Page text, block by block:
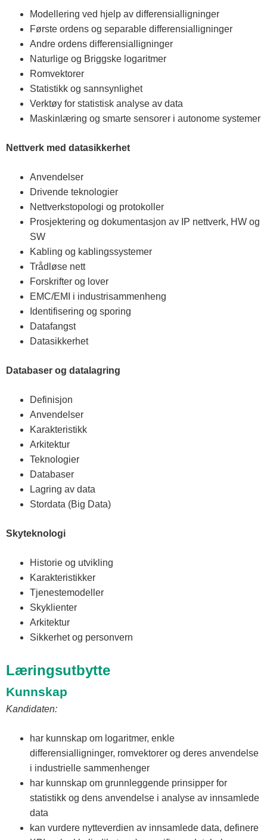
Modellering ved hjelp av differensialligninger
Første ordens og separable differensialligninger
Andre ordens differensialligninger
Naturlige og Briggske logaritmer
Romvektorer
Statistikk og sannsynlighet
Verktøy for statistisk analyse av data
Maskinlæring og smarte sensorer i autonome systemer
Nettverk med datasikkerhet
Anvendelser
Drivende teknologier
Nettverkstopologi og protokoller
Prosjektering og dokumentasjon av IP nettverk, HW og
SW
Kabling og kablingssystemer
Trådløse nett
Forskrifter og lover
EMC/EMI i industrisammenheng
Identifisering og sporing
Datafangst
Datasikkerhet
Databaser og datalagring
Definisjon
Anvendelser
Karakteristikk
Arkitektur
Teknologier
Databaser
Lagring av data
Stordata (Big Data)
Skyteknologi
Historie og utvikling
Karakteristikker
Tjenestemodeller
Skyklienter
Arkitektur
Sikkerhet og personvern
Læringsutbytte
Kunnskap
Kandidaten:
har kunnskap om logaritmer, enkle
differensialligninger, romvektorer og deres anvendelse
i industrielle sammenhenger
har kunnskap om grunnleggende prinsipper for
statistikk og dens anvendelse i analyse av innsamlede
data
kan vurdere nytteverdien av innsamlede data, definere